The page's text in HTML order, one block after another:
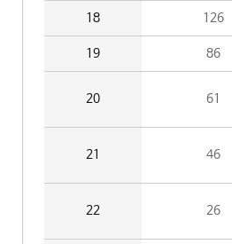
18 126
19 86
20 61
21 46
22 26